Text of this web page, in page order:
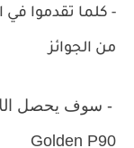
- كلما تقدموا في
من الجوائز
Golden P90